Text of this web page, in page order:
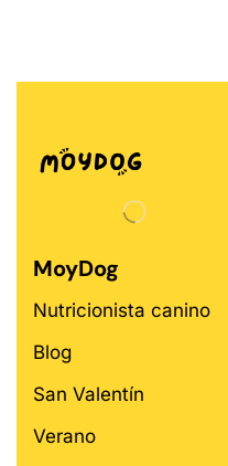
MoyDog
Nutricionista canino
Blog
San Valentín
Verano